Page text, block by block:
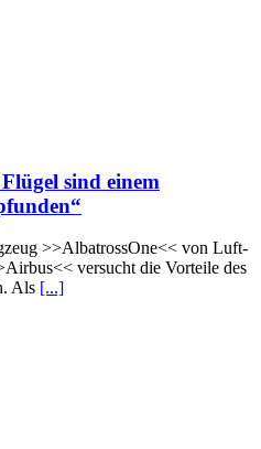
sind einem
>>AlbatrossOne<< von Luft-
versucht die Vorteile des
Als [...]